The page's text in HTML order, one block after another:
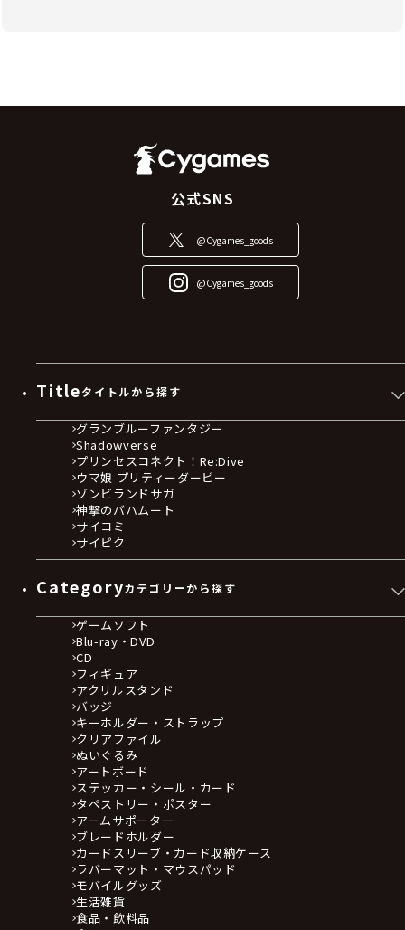
公式SNS
@Cygames_goods
@Cygames_goods
Titleタイトルから探す
グランブルーファンタジー
Shadowverse
プリンセスコネクト！Re:Dive
ウマ娘 プリティーダービー
ゾンビランドサガ
神撃のバハムート
サイコミ
サイピク
Categoryカテゴリーから探す
ゲームソフト
Blu-ray・DVD
CD
フィギュア
アクリルスタンド
バッジ
キーホルダー・ストラップ
クリアファイル
ぬいぐるみ
アートボード
ステッカー・シール・カード
タペストリー・ポスター
アームサポーター
ブレードホルダー
カードスリーブ・カード収納ケース
ラバーマット・マウスパッド
モバイルグッズ
生活雑貨
食品・飲料品